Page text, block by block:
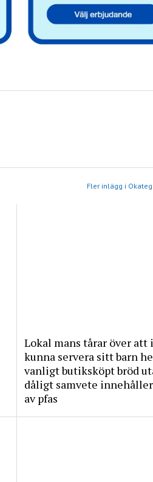
Fler inlägg i
Lokal mans tårar över att
kunna servera sitt barn
vanligt butiksköpt bröd
dåligt samvete
av pfas